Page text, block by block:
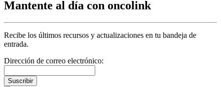
Mantente al día con oncolink
Recibe los últimos recursos y actualizaciones en tu bandeja de
entrada.
Dirección de correo electrónico:
Suscribir